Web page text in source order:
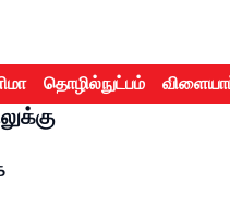
தொழில்நுட்பம்